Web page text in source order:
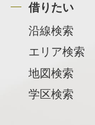
借りたい
沿線検索
エリア検索
地図検索
学区検索